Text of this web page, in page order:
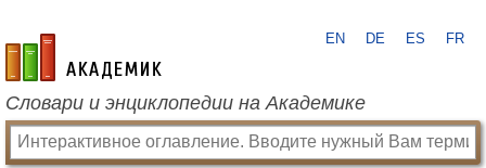
academic.ru
EN DE ES FR
Словари и энциклопедии на Академике